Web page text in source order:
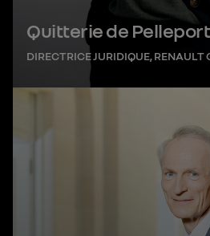
Quitterie de Pelleport
DIRECTRICE JURIDIQUE, RENAULT
Jean-Dominique Senard est
d’administration de Renault
est également vice-président
Montaigne depuis 2017. Il a